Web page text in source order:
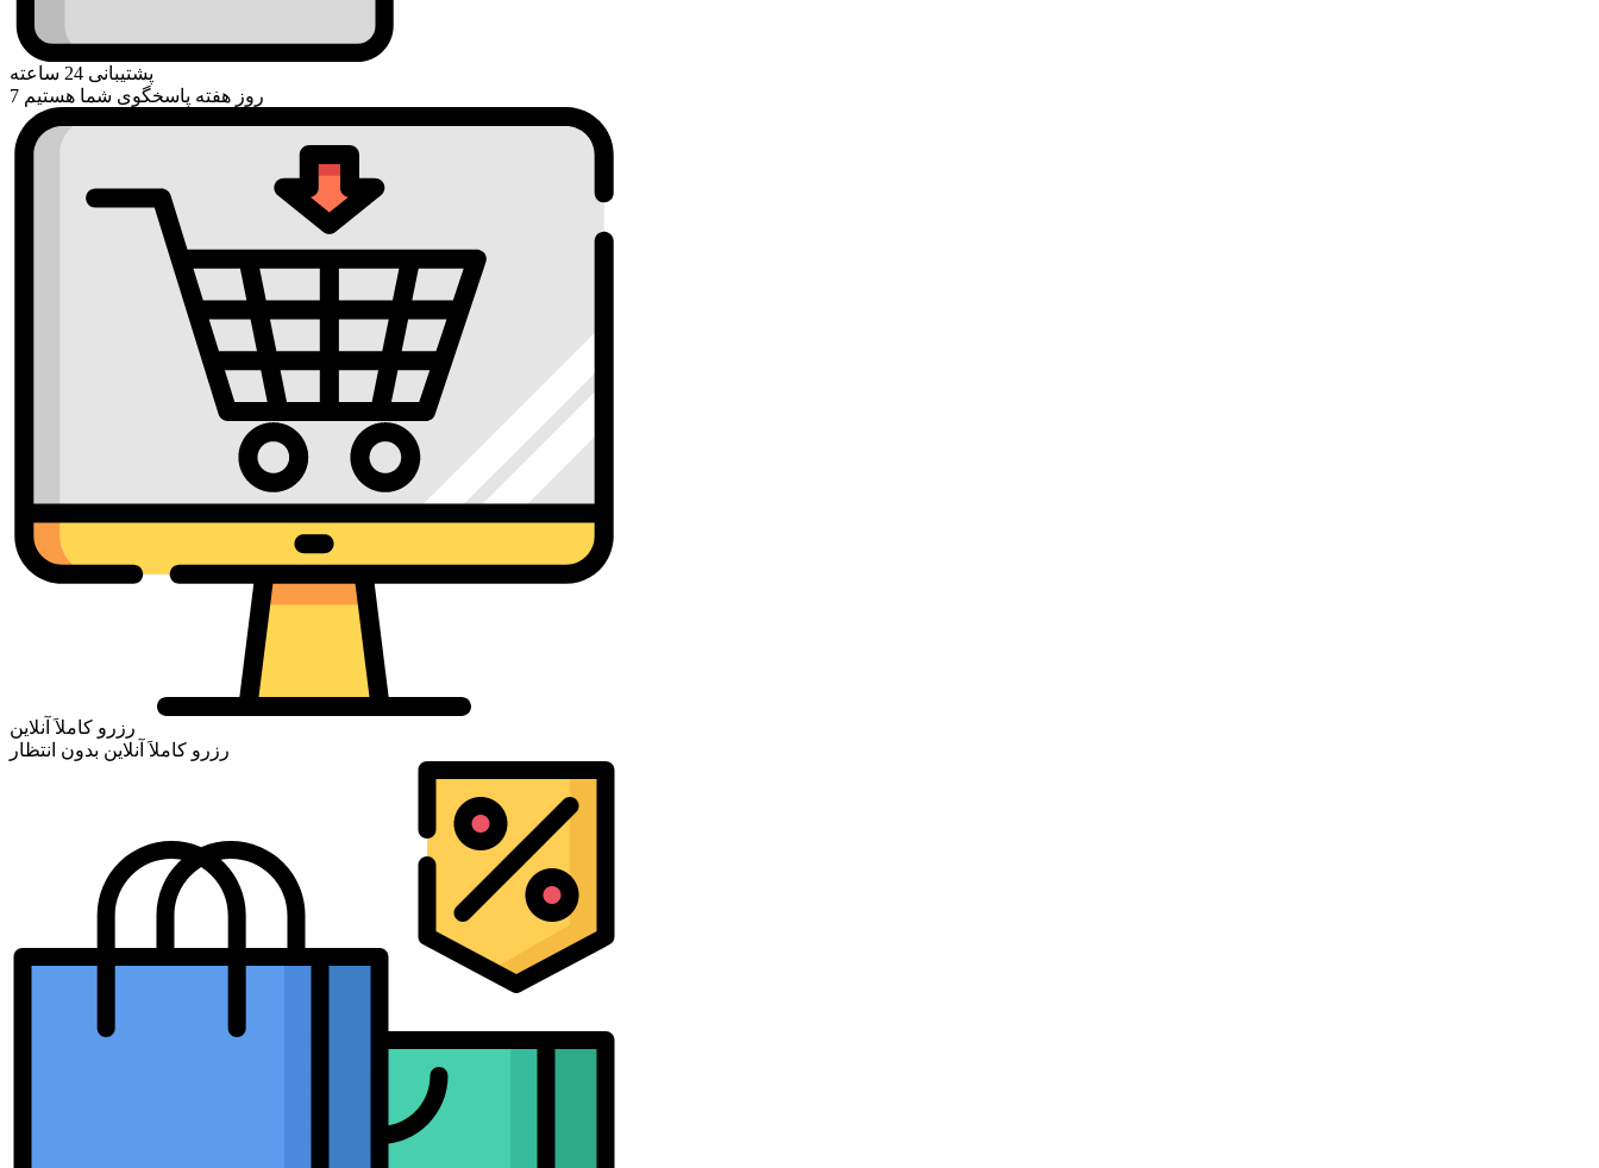
پشتیبانی 24 ساعته
7 روز هفته پاسخگوی شما هستیم
رزرو کاملاَ آنلاین
رزرو کاملاَ آنلاین بدون انتظار